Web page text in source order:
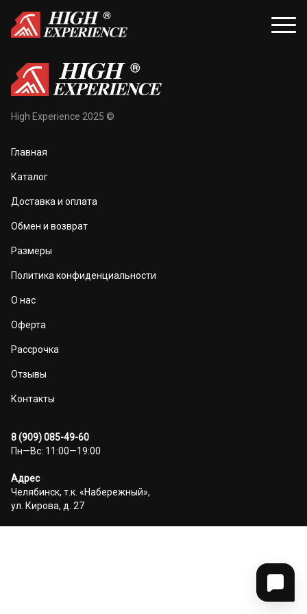
и перчатки
и маски
High Experience 2025 ©
Главная
Каталог
Доставка и оплата
Обмен и возврат
Размеры
Политика конфиденциальности
О нас
Оферта
Рассрочка
Отзывы
Контакты
8 (909) 085-49-60
Пн—Вс: 11:00—19:00
Адрес
Челябинск, т.к. «Набережный»,
ул. Кирова, д. 27